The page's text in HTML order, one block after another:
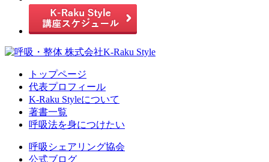
トップページ
代表プロフィール
K-Raku Styleについて
著書一覧
呼吸法を身につけたい
呼吸シェアリング協会
公式ブログ